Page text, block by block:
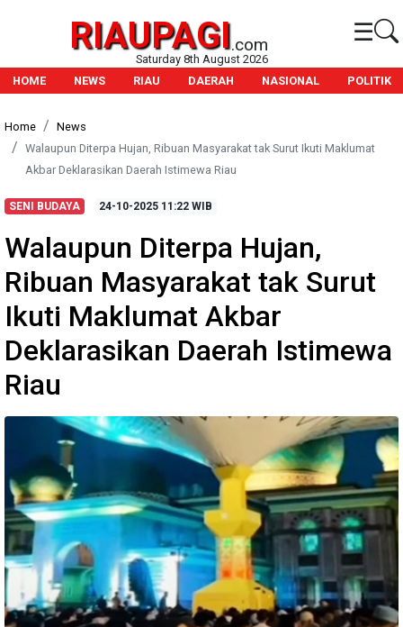
RIAUPAGI.com ☰
Saturday 8th August 2026
HOME
NEWS RIAU DAERAH NASIONAL POLITIK
Home
News
Walaupun Diterpa Hujan, Ribuan Masyarakat tak Surut Ikuti Maklumat
Akbar Deklarasikan Daerah Istimewa Riau
SENI BUDAYA 24-10-2025 11:22 WIB
Walaupun Diterpa Hujan,
Ribuan Masyarakat tak Surut
Ikuti Maklumat Akbar
Deklarasikan Daerah Istimewa
Riau